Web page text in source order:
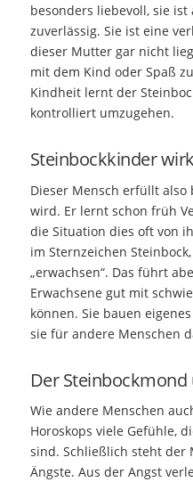
besonders liebevoll, sie
zuverlässig. Sie ist eine
dieser Mutter gar nicht
mit dem Kind oder Spaß
Kindheit lernt der
kontrolliert umzugehen.
Steinbockkinder
Dieser Mensch erfüllt also
wird. Er lernt schon früh
die Situation dies oft von
im Sternzeichen
„erwachsen“. Das führt
Erwachsene gut mit
können. Sie bauen
sie für andere Menschen
Der
Wie andere Menschen
Horoskops viele Gefühle,
sind. Schließlich steht der
Ängste. Aus der Angst